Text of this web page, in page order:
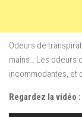
Odeurs de
mains… Les odeurs
incommodantes, et
Regardez la vidéo :